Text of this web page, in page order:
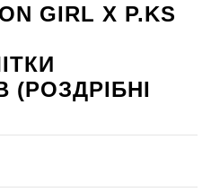
GIRL X P.KS